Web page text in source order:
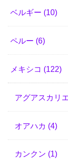
ベルギー (10)
ペルー (6)
メキシコ (122)
アグアスカリ
オアハカ (4)
カンクン (1)